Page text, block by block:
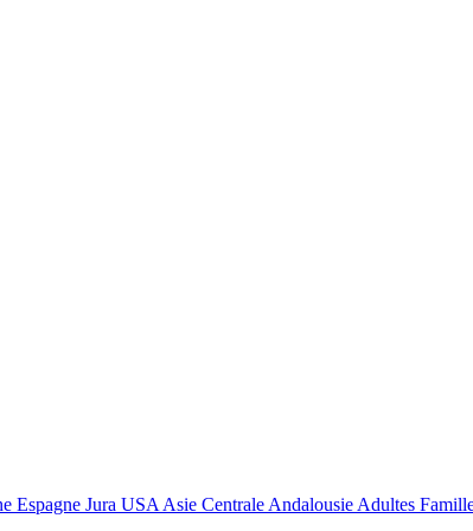
Espagne Jura USA Asie Centrale Andalousie Adultes